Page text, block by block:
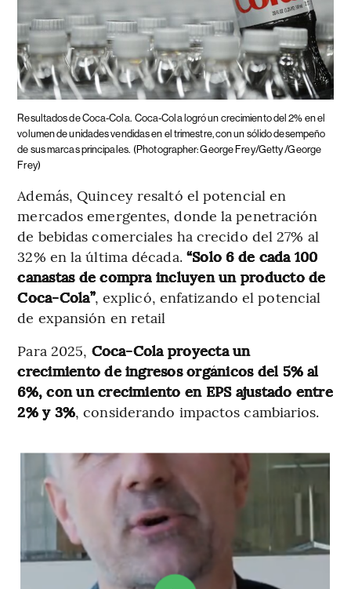
Resultados de Coca-Cola. Coca-Cola logró un crecimiento del 2% en el
volumen de unidades vendidas en el trimestre, con un sólido desempeño
de sus marcas principales. (Photographer: George Frey/Getty /George
Frey)
Además, Quincey resaltó el potencial en
mercados emergentes, donde la penetración
de bebidas comerciales ha crecido del 27% al
32% en la última década. “Solo 6 de cada 100
canastas de compra incluyen un producto de
Coca-Cola”, explicó, enfatizando el potencial
de expansión en retail
Para 2025, Coca-Cola proyecta un
crecimiento de ingresos orgánicos del 5% al
6%, con un crecimiento en EPS ajustado entre
2% y 3%, considerando impactos cambiarios​.